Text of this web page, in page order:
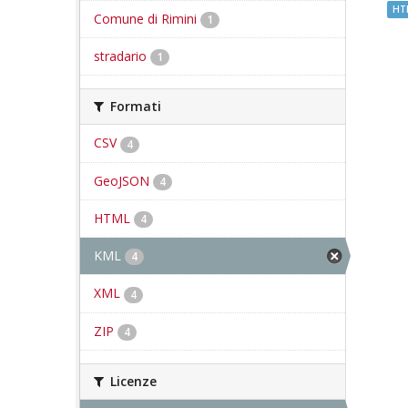
Comune di Rimini 1
stradario 1
Formati
CSV 4
GeoJSON 4
HTML 4
KML 4
XML 4
ZIP 4
Licenze